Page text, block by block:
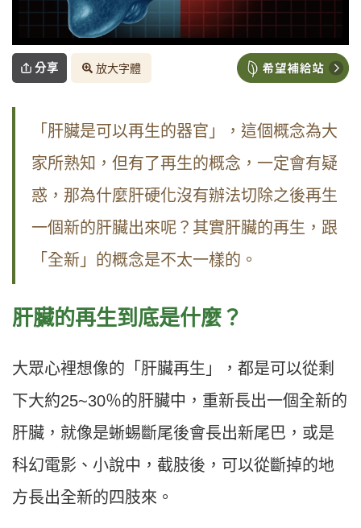
分享 放大字體
「肝臟是可以再生的器官」，這個概念為大
家所熟知，但有了再生的概念，一定會有疑
惑，那為什麼肝硬化沒有辦法切除之後再生
一個新的肝臟出來呢？其實肝臟的再生，跟
「全新」的概念是不太一樣的。
肝臟的再生到底是什麼？
大眾心裡想像的「肝臟再生」，都是可以從剩
下大約25~30％的肝臟中，重新長出一個全新的
肝臟，就像是蜥蜴斷尾後會長出新尾巴，或是
科幻電影、小說中，截肢後，可以從斷掉的地
方長出全新的四肢來。